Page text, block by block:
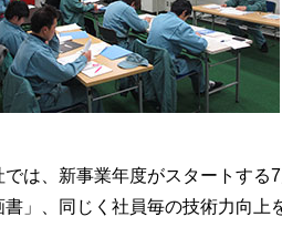
は、新事業年度がスタートする
書」、同じく社員毎の技術力向